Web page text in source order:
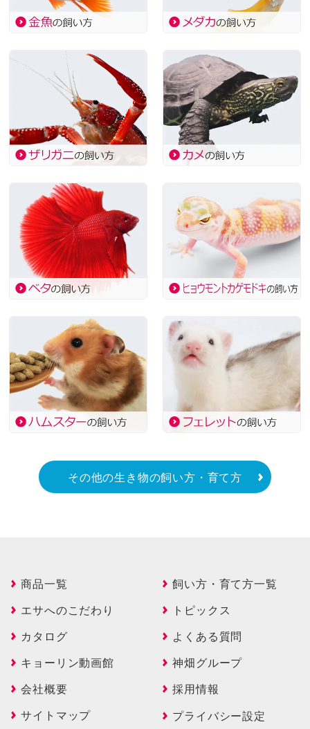
その他の生き物の飼い方・育て方
商品一覧
飼い方・育て方一覧
エサへのこだわり
トピックス
カタログ
よくある質問
キョーリン動画館
神畑グループ
会社概要
採用情報
サイトマップ
プライバシー設定